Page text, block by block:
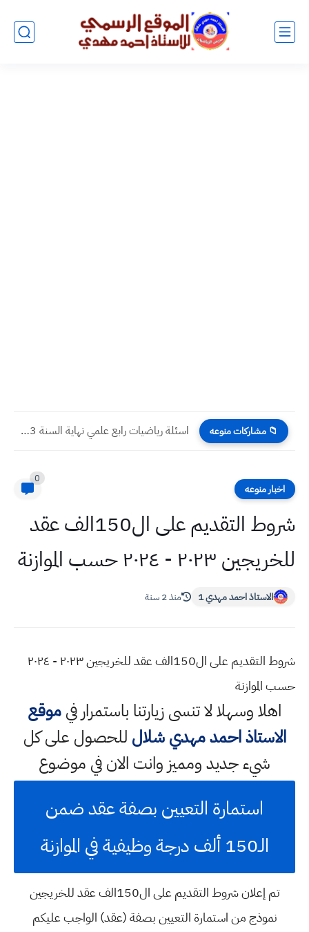
📁 مشاركات منوعه اسئلة رياضيات رابع علمي نهاية السنة 2023
اخبار منوعه
0
شروط التقديم على ال150الف عقد
للخريجين ٢٠٢٣ - ٢٠٢٤ حسب الموازنة
الاستاذ احمد مهدي 1 منذ 2 سنة
شروط التقديم على ال150الف عقد للخريجين ٢٠٢٣ - ٢٠٢٤
حسب الموازنة
اهلا وسهلالا تنسى زيارتنا باستمرار فيموقع
الاستاذ احمد مهدي شلال للحصول على كل
شيء جديد ومميز وانت الان في موضوع
استمارة التعيين بصفة عقد ضمن
الـ150 ألف درجة وظيفية في الموازنة
تم إعلان شروط التقديم على ال150الف عقد للخريجين
نموذج من استمارة التعيين بصفة (عقد) الواجب عليكم